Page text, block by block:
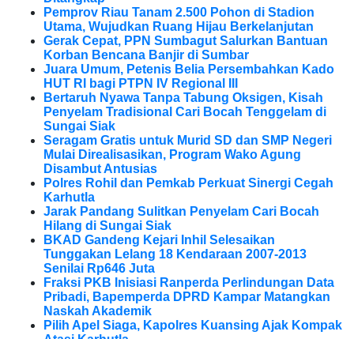
Pemprov Riau Tanam 2.500 Pohon di Stadion
Utama, Wujudkan Ruang Hijau Berkelanjutan
Gerak Cepat, PPN Sumbagut Salurkan Bantuan
Korban Bencana Banjir di Sumbar
Juara Umum, Petenis Belia Persembahkan Kado
HUT RI bagi PTPN IV Regional III
Bertaruh Nyawa Tanpa Tabung Oksigen, Kisah
Penyelam Tradisional Cari Bocah Tenggelam di
Sungai Siak
Seragam Gratis untuk Murid SD dan SMP Negeri
Mulai Direalisasikan, Program Wako Agung
Disambut Antusias
Polres Rohil dan Pemkab Perkuat Sinergi Cegah
Karhutla
Jarak Pandang Sulitkan Penyelam Cari Bocah
Hilang di Sungai Siak
BKAD Gandeng Kejari Inhil Selesaikan
Tunggakan Lelang 18 Kendaraan 2007-2013
Senilai Rp646 Juta
Fraksi PKB Inisiasi Ranperda Perlindungan Data
Pribadi, Bapemperda DPRD Kampar Matangkan
Naskah Akademik
Pilih Apel Siaga, Kapolres Kuansing Ajak Kompak